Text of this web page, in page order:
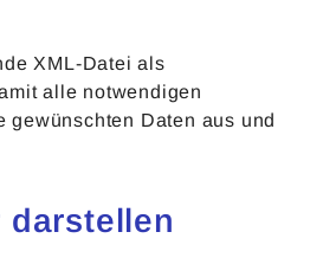
XML-Datei als
alle notwendigen
Daten aus und
darstellen